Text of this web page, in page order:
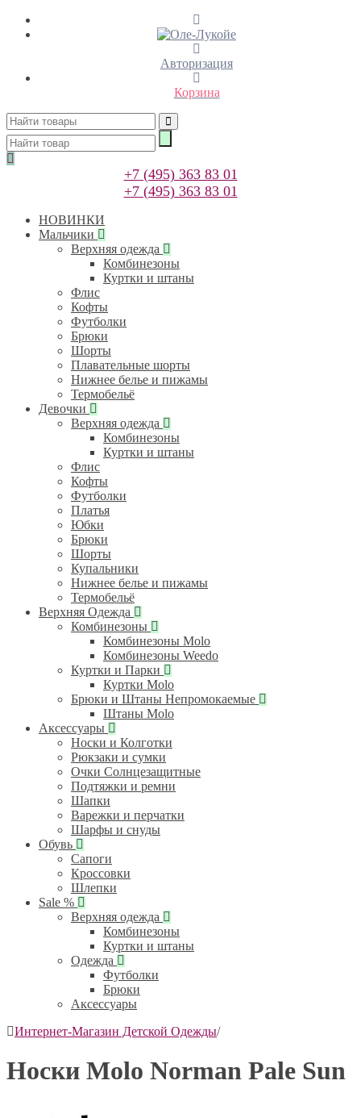
Авторизация
Корзина
+7 (495) 363 83 01
+7 (495) 363 83 01
НОВИНКИ
Мальчики
Верхняя одежда
Комбинезоны
Куртки и штаны
Флис
Кофты
Футболки
Брюки
Шорты
Плавательные шорты
Нижнее белье и пижамы
Термобельё
Девочки
Верхняя одежда
Комбинезоны
Куртки и штаны
Флис
Кофты
Футболки
Платья
Юбки
Брюки
Шорты
Купальники
Нижнее белье и пижамы
Термобельё
Верхняя Одежда
Комбинезоны
Комбинезоны Molo
Комбинезоны Weedo
Куртки и Парки
Куртки Molo
Брюки и Штаны Непромокаемые
Штаны Molo
Аксессуары
Носки и Колготки
Рюкзаки и сумки
Очки Солнцезащитные
Подтяжки и ремни
Шапки
Варежки и перчатки
Шарфы и снуды
Обувь
Сапоги
Кроссовки
Шлепки
Sale %
Верхняя одежда
Комбинезоны
Куртки и штаны
Одежда
Футболки
Брюки
Аксессуары
Интернет-Магазин Детской Одежды/
Носки Molo Norman Pale Sun